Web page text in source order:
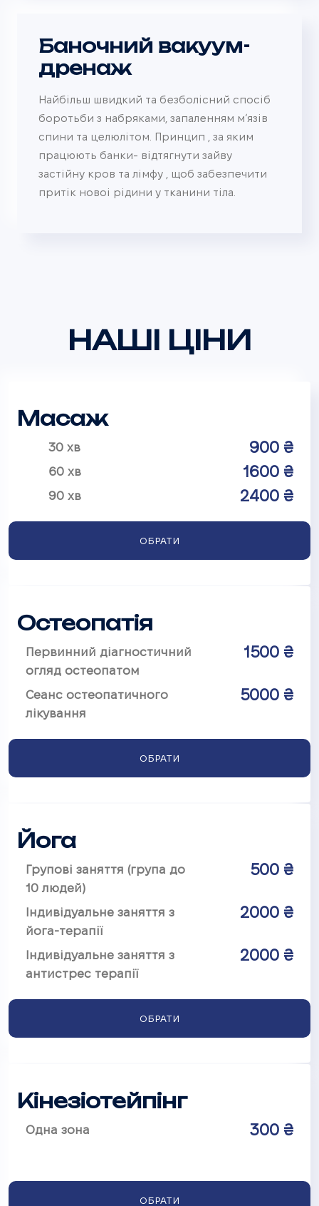
Баночний вакуум-
дренаж
Найбільш швидкий та безболісний спосіб
боротьби з набряками, запаленням м‘язів
спини та целюлітом. Принцип , за яким
працюють банки- відтягнути зайву
застійну кров та лімфу , щоб забезпечити
притік новоі рідини у тканини тіла.
НАШІ ЦІНИ
Масаж
30 хв 900 ₴
60 хв 1600 ₴
90 хв 2400 ₴
ОБРАТИ
Остеопатія
Первинний діагностичний
огляд остеопатом
1500 ₴
Сеанс остеопатичного
лікування
5000 ₴
ОБРАТИ
Йога
Групові заняття (група до
10 людей)
500 ₴
Індивідуальне заняття з
йога-терапії
2000 ₴
Індивідуальне заняття з
антистрес терапії
2000 ₴
ОБРАТИ
Кінезіотейпінг
Одна зона 300 ₴
ОБРАТИ